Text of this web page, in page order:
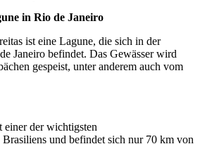
in Rio de Janeiro
ist eine Lagune, die sich in der
Janeiro befindet. Das Gewässer wird
gespeist, unter anderem auch vom
einer der wichtigsten
und befindet sich nur 70 km von